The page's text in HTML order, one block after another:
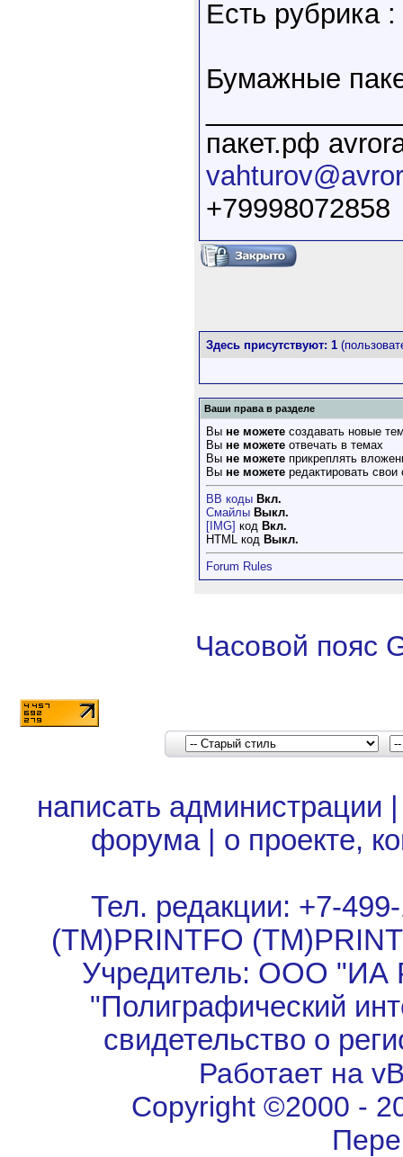
Есть рубрика :
Бумажные
пакет.рф
+79998072858
Здесь присутствуют: 1
Ваши права в разделе
Вы не можете создавать новые
Вы не можете отвечать в темах
Вы не можете прикреплять
Вы не можете редактировать
BB коды Вкл.
Смайлы Выкл.
[IMG] код Вкл.
HTML код Выкл.
Forum Rules
Часовой пояс
написать администрации
форума| о проекте,
Тел. редакции: +7-
(TM)PRINTFO
Учредитель: ООО "ИА
"Полиграфический
свидетельство о
Работает на
Copyright ©2000 -